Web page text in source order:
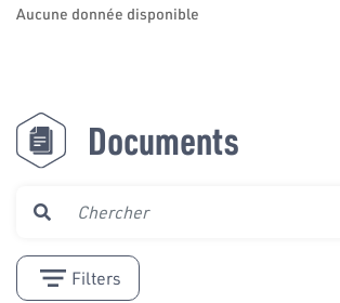
Aucune donnée disponible
Documents
Filters